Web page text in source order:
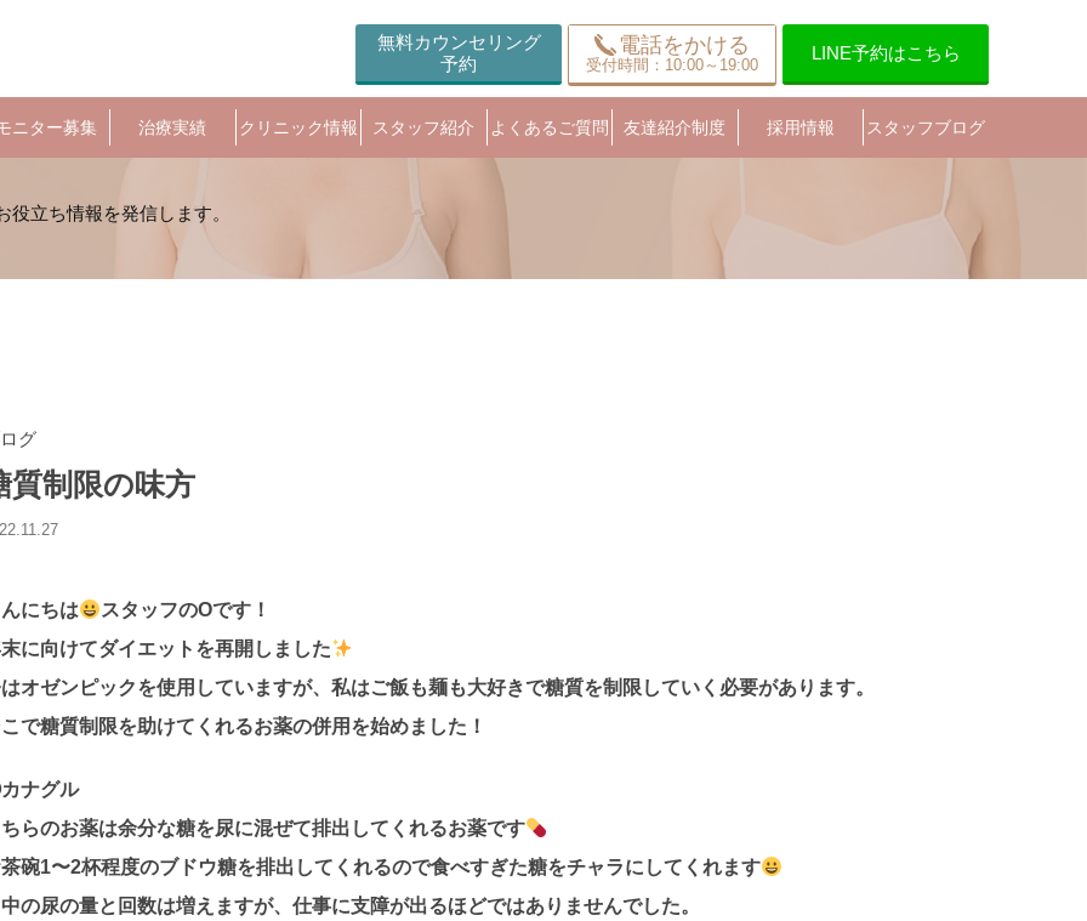
無料カウンセリング
予約
電話をかける
受付時間：10:00～19:00
LINE予約はこちら
ニター募集 治療実績 クリニック情報 スタッフ紹介 よくあるご質問 友達紹介制度 採用情報 スタッフブログ
グ
質制限の味方
にちは
スタッフのOです！
に向けてダイエットを再開しました
オゼンピックを使用していますが、私はご飯も麺も大好きで糖質を制限していく必要があります。
で糖質制限を助けてくれるお薬の併用を始めました！
ナグル
らのお薬は余分な糖を尿に混ぜて排出してくれるお薬です
碗1〜2杯程度のブドウ糖を排出してくれるので食べすぎた糖をチャラにしてくれます
の尿の量と回数は増えますが、仕事に支障が出るほどではありませんでした。